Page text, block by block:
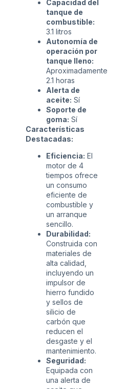
Capacidad del
tanque de
combustible:
3.1 litros
Autonomía de
operación por
tanque lleno:
Aproximadamente
2.1 horas
Alerta de
aceite: Sí
Soporte de
goma: Sí
Características
Destacadas:
Eficiencia: El
motor de 4
tiempos ofrece
un consumo
eficiente de
combustible y
un arranque
sencillo.
Durabilidad:
Construida con
materiales de
alta calidad,
incluyendo un
impulsor de
hierro fundido
y sellos de
silicio de
carbón que
reducen el
desgaste y el
mantenimiento.
Seguridad:
Equipada con
una alerta de